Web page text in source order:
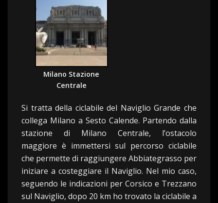
Milano Stazione
Centrale
Si tratta della ciclabile del Naviglio Grande che
collega Milano a Sesto Calende. Partendo dalla
stazione di Milano Centrale, l’ostacolo
maggiore è immettersi sul percorso ciclabile
che permette di raggiungere Abbiategrasso per
iniziare a costeggiare il Naviglio. Nel mio caso,
seguendo le indicazioni per Corsico e Trezzano
sul Naviglio, dopo 20 km ho trovato la ciclabile a